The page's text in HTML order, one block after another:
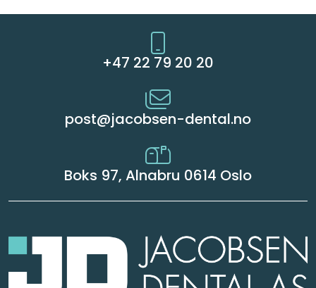
+47 22 79 20 20
post@jacobsen-dental.no
Boks 97, Alnabru 0614 Oslo